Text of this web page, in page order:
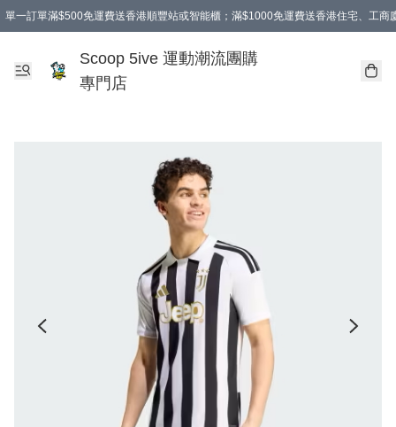
單一訂單滿$500免運費送香港順豐站或智能櫃；滿$1000免運費送香港住宅、工商
Scoop 5ive 運動潮流團購
專門店